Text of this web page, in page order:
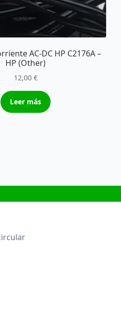
AC-DC HP C2176A –
HP (Other)
12,00 €
Leer más